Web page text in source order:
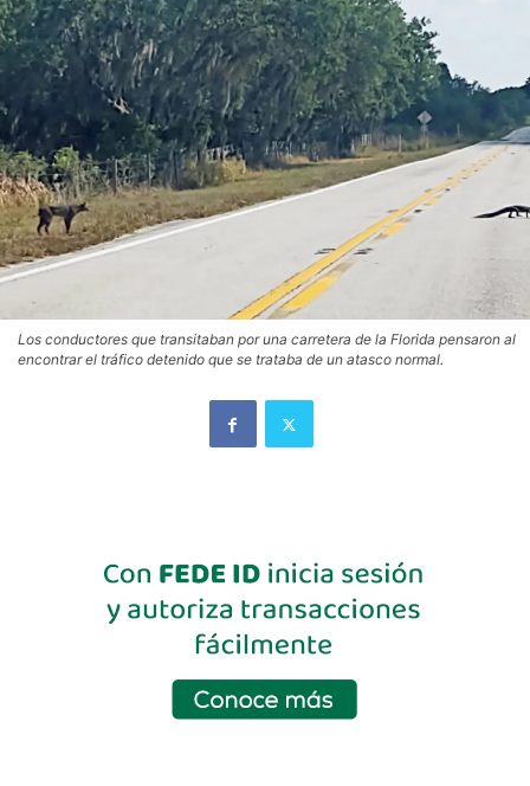
Los conductores que transitaban por una carretera de la Florida pensaron al
encontrar el tráfico detenido que se trataba de un atasco normal.